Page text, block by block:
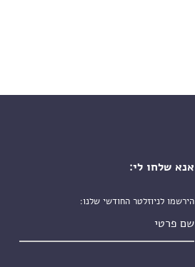
אנא שלחו לי:
הירשמו לניוזלטר החודשי שלנו: